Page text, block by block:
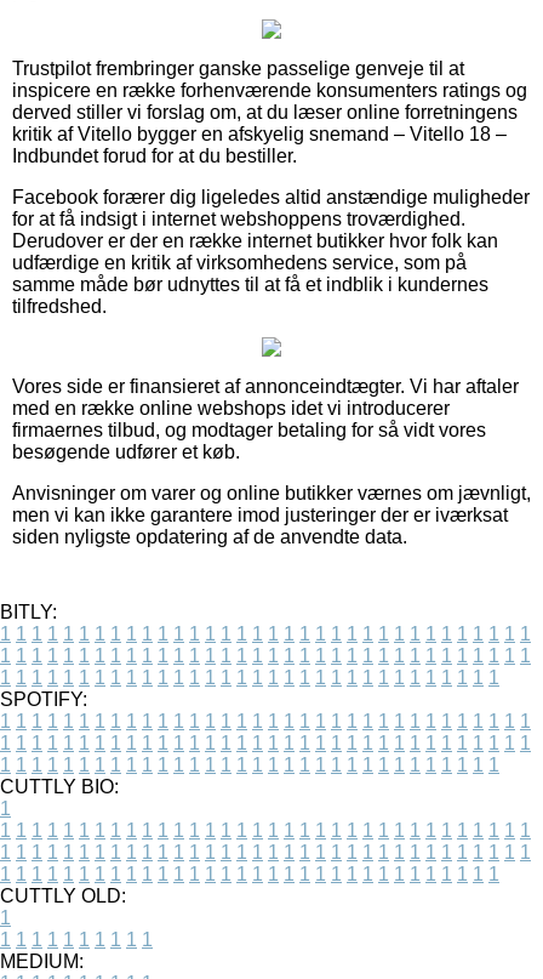
Trustpilot frembringer ganske passelige genveje til at
inspicere en række forhenværende konsumenters ratings og
derved stiller vi forslag om, at du læser online forretningens
kritik af Vitello bygger en afskyelig snemand – Vitello 18 –
Indbundet forud for at du bestiller.
Facebook forærer dig ligeledes altid anstændige muligheder
for at få indsigt i internet webshoppens troværdighed.
Derudover er der en række internet butikker hvor folk kan
udfærdige en kritik af virksomhedens service, som på
samme måde bør udnyttes til at få et indblik i kundernes
tilfredshed.
Vores side er finansieret af annonceindtægter. Vi har aftaler
med en række online webshops idet vi introducerer
firmaernes tilbud, og modtager betaling for så vidt vores
besøgende udfører et køb.
Anvisninger om varer og online butikker værnes om jævnligt,
men vi kan ikke garantere imod justeringer der er iværksat
siden nyligste opdatering af de anvendte data.
BITLY:
1 1 1 1 1 1 1 1 1 1 1 1 1 1 1 1 1 1 1 1 1 1 1 1 1 1 1 1 1 1 1 1 1 1
1 1 1 1 1 1 1 1 1 1 1 1 1 1 1 1 1 1 1 1 1 1 1 1 1 1 1 1 1 1 1 1 1 1
1 1 1 1 1 1 1 1 1 1 1 1 1 1 1 1 1 1 1 1 1 1 1 1 1 1 1 1 1 1 1 1
SPOTIFY:
1 1 1 1 1 1 1 1 1 1 1 1 1 1 1 1 1 1 1 1 1 1 1 1 1 1 1 1 1 1 1 1 1 1
1 1 1 1 1 1 1 1 1 1 1 1 1 1 1 1 1 1 1 1 1 1 1 1 1 1 1 1 1 1 1 1 1 1
1 1 1 1 1 1 1 1 1 1 1 1 1 1 1 1 1 1 1 1 1 1 1 1 1 1 1 1 1 1 1 1
CUTTLY BIO:
1
1 1 1 1 1 1 1 1 1 1 1 1 1 1 1 1 1 1 1 1 1 1 1 1 1 1 1 1 1 1 1 1 1 1
1 1 1 1 1 1 1 1 1 1 1 1 1 1 1 1 1 1 1 1 1 1 1 1 1 1 1 1 1 1 1 1 1 1
1 1 1 1 1 1 1 1 1 1 1 1 1 1 1 1 1 1 1 1 1 1 1 1 1 1 1 1 1 1 1 1
CUTTLY OLD:
1
1 1 1 1 1 1 1 1 1 1
MEDIUM: